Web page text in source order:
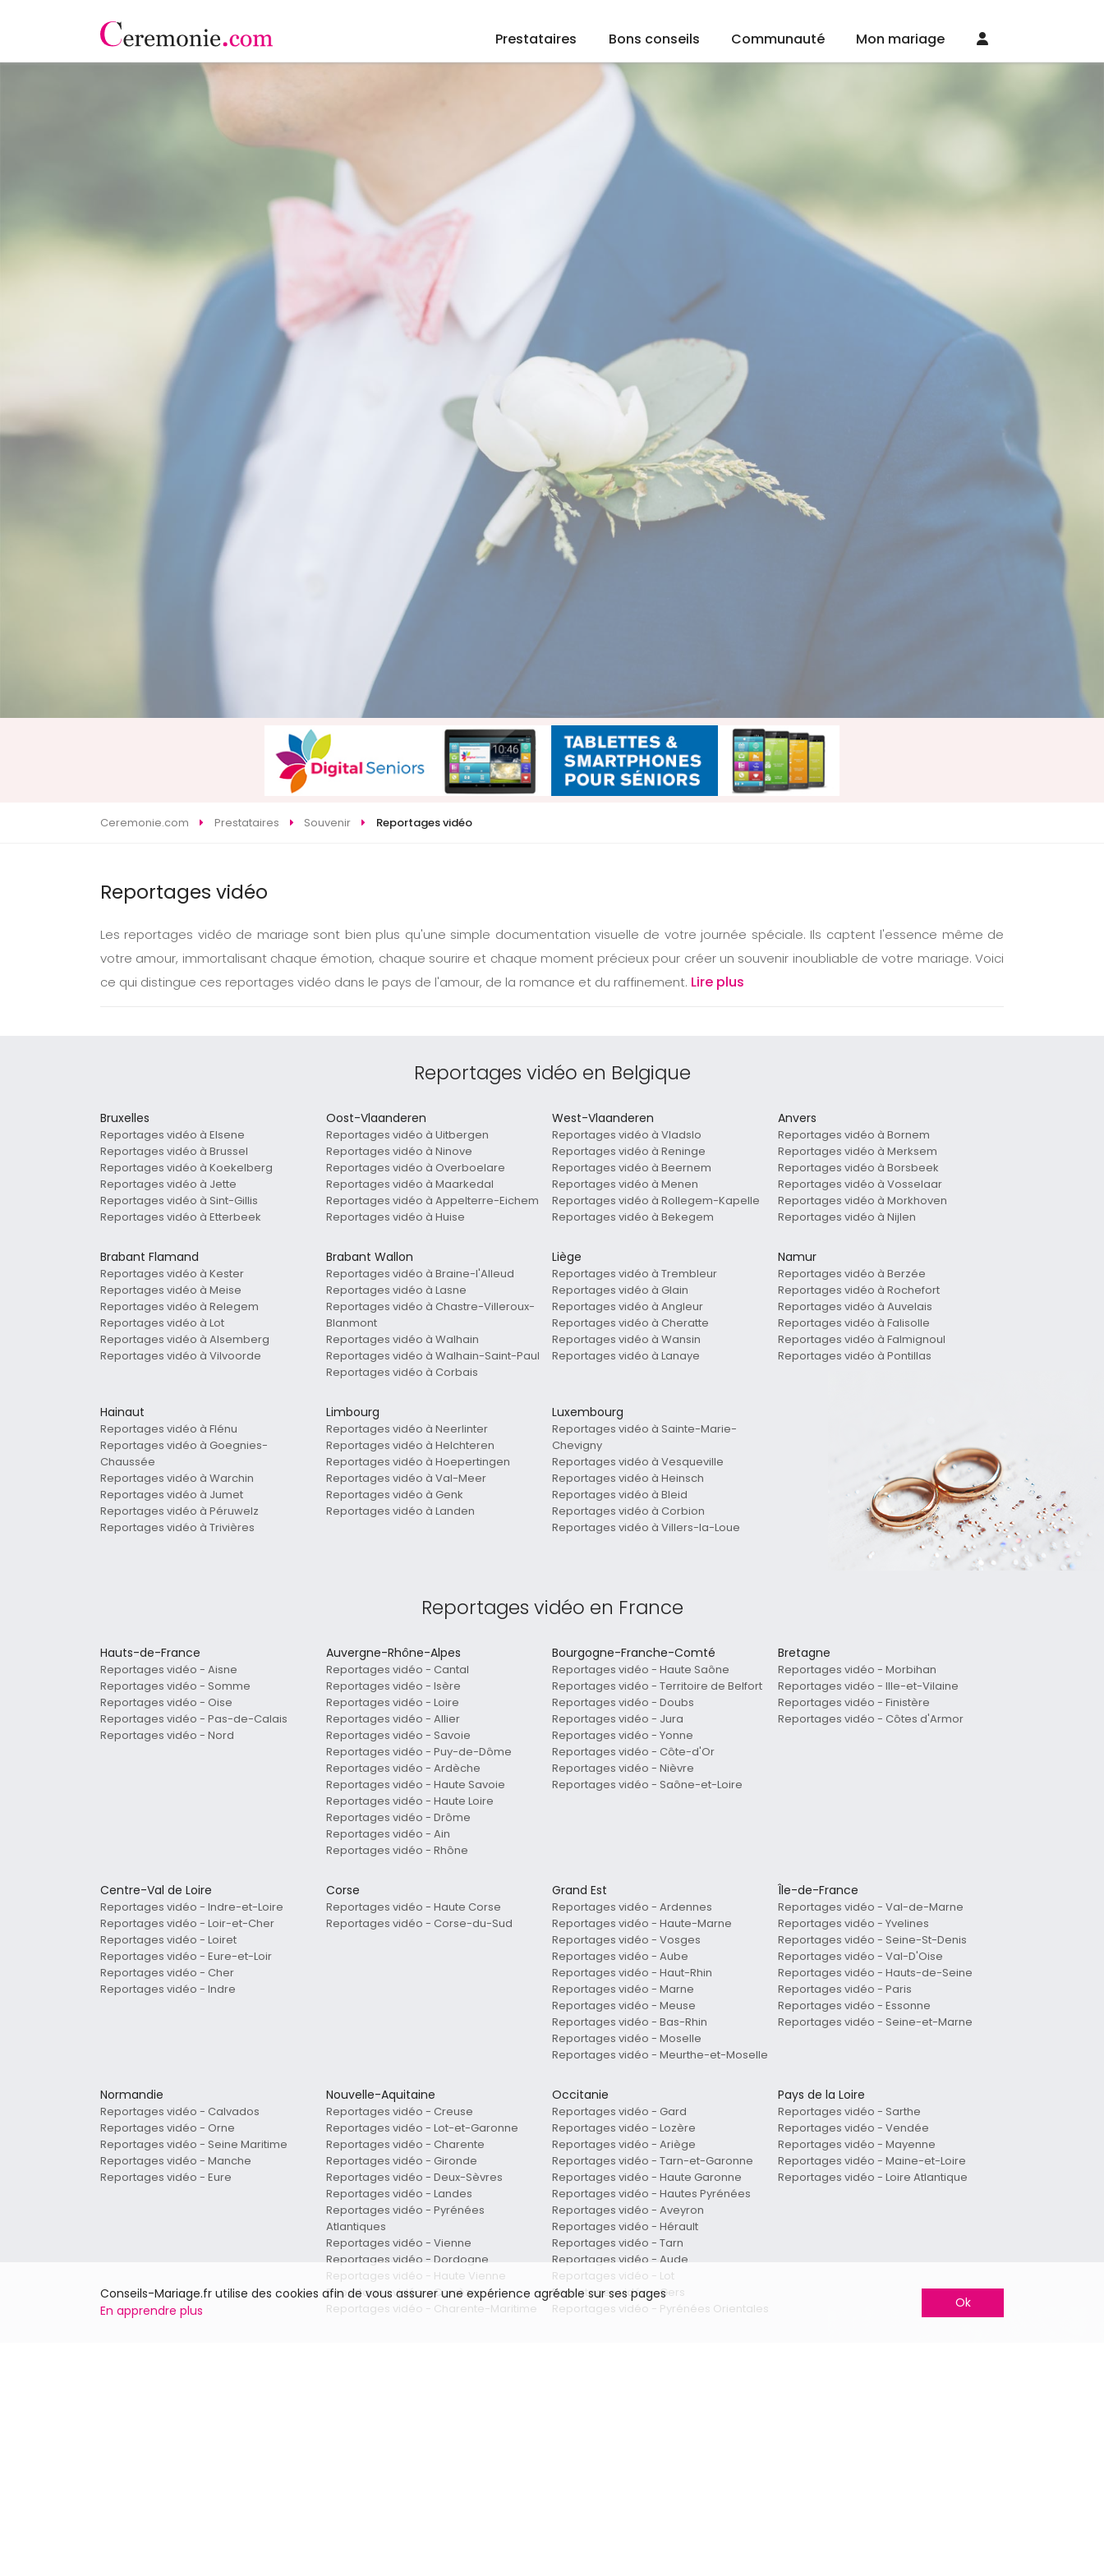
Prestataires Bons conseils Communauté Mon mariage
Ceremonie.com Prestataires Souvenir Reportages vidéo
Reportages vidéo
Les reportages vidéo de mariage sont bien plus qu'une simple documentation visuelle de votre journée spéciale. Ils captent l'essence même de
votre amour, immortalisant chaque émotion, chaque sourire et chaque moment précieux pour créer un souvenir inoubliable de votre mariage. Voici
ce qui distingue ces reportages vidéo dans le pays de l'amour, de la romance et du raffinement. Lire plus
Reportages vidéo en Belgique
Bruxelles
Reportages vidéo à Elsene
Reportages vidéo à Brussel
Reportages vidéo à Koekelberg
Reportages vidéo à Jette
Reportages vidéo à Sint-Gillis
Reportages vidéo à Etterbeek
Oost-Vlaanderen
Reportages vidéo à Uitbergen
Reportages vidéo à Ninove
Reportages vidéo à Overboelare
Reportages vidéo à Maarkedal
Reportages vidéo à Appelterre-Eichem
Reportages vidéo à Huise
West-Vlaanderen
Reportages vidéo à Vladslo
Reportages vidéo à Reninge
Reportages vidéo à Beernem
Reportages vidéo à Menen
Reportages vidéo à Rollegem-Kapelle
Reportages vidéo à Bekegem
Anvers
Reportages vidéo à Bornem
Reportages vidéo à Merksem
Reportages vidéo à Borsbeek
Reportages vidéo à Vosselaar
Reportages vidéo à Morkhoven
Reportages vidéo à Nijlen
Brabant Flamand
Reportages vidéo à Kester
Reportages vidéo à Meise
Reportages vidéo à Relegem
Reportages vidéo à Lot
Reportages vidéo à Alsemberg
Reportages vidéo à Vilvoorde
Brabant Wallon
Reportages vidéo à Braine-l'Alleud
Reportages vidéo à Lasne
Reportages vidéo à Chastre-Villeroux-
Blanmont
Reportages vidéo à Walhain
Reportages vidéo à Walhain-Saint-Paul
Reportages vidéo à Corbais
Liège
Reportages vidéo à Trembleur
Reportages vidéo à Glain
Reportages vidéo à Angleur
Reportages vidéo à Cheratte
Reportages vidéo à Wansin
Reportages vidéo à Lanaye
Namur
Reportages vidéo à Berzée
Reportages vidéo à Rochefort
Reportages vidéo à Auvelais
Reportages vidéo à Falisolle
Reportages vidéo à Falmignoul
Reportages vidéo à Pontillas
Hainaut
Reportages vidéo à Flénu
Reportages vidéo à Goegnies-
Chaussée
Reportages vidéo à Warchin
Reportages vidéo à Jumet
Reportages vidéo à Péruwelz
Reportages vidéo à Trivières
Limbourg
Reportages vidéo à Neerlinter
Reportages vidéo à Helchteren
Reportages vidéo à Hoepertingen
Reportages vidéo à Val-Meer
Reportages vidéo à Genk
Reportages vidéo à Landen
Luxembourg
Reportages vidéo à Sainte-Marie-
Chevigny
Reportages vidéo à Vesqueville
Reportages vidéo à Heinsch
Reportages vidéo à Bleid
Reportages vidéo à Corbion
Reportages vidéo à Villers-la-Loue
Reportages vidéo en France
Hauts-de-France
Reportages vidéo - Aisne
Reportages vidéo - Somme
Reportages vidéo - Oise
Reportages vidéo - Pas-de-Calais
Reportages vidéo - Nord
Auvergne-Rhône-Alpes
Reportages vidéo - Cantal
Reportages vidéo - Isère
Reportages vidéo - Loire
Reportages vidéo - Allier
Reportages vidéo - Savoie
Reportages vidéo - Puy-de-Dôme
Reportages vidéo - Ardèche
Reportages vidéo - Haute Savoie
Reportages vidéo - Haute Loire
Reportages vidéo - Drôme
Reportages vidéo - Ain
Reportages vidéo - Rhône
Bourgogne-Franche-Comté
Reportages vidéo - Haute Saône
Reportages vidéo - Territoire de Belfort
Reportages vidéo - Doubs
Reportages vidéo - Jura
Reportages vidéo - Yonne
Reportages vidéo - Côte-d'Or
Reportages vidéo - Nièvre
Reportages vidéo - Saône-et-Loire
Bretagne
Reportages vidéo - Morbihan
Reportages vidéo - Ille-et-Vilaine
Reportages vidéo - Finistère
Reportages vidéo - Côtes d'Armor
Centre-Val de Loire
Reportages vidéo - Indre-et-Loire
Reportages vidéo - Loir-et-Cher
Reportages vidéo - Loiret
Reportages vidéo - Eure-et-Loir
Reportages vidéo - Cher
Reportages vidéo - Indre
Corse
Reportages vidéo - Haute Corse
Reportages vidéo - Corse-du-Sud
Grand Est
Reportages vidéo - Ardennes
Reportages vidéo - Haute-Marne
Reportages vidéo - Vosges
Reportages vidéo - Aube
Reportages vidéo - Haut-Rhin
Reportages vidéo - Marne
Reportages vidéo - Meuse
Reportages vidéo - Bas-Rhin
Reportages vidéo - Moselle
Reportages vidéo - Meurthe-et-Moselle
Île-de-France
Reportages vidéo - Val-de-Marne
Reportages vidéo - Yvelines
Reportages vidéo - Seine-St-Denis
Reportages vidéo - Val-D'Oise
Reportages vidéo - Hauts-de-Seine
Reportages vidéo - Paris
Reportages vidéo - Essonne
Reportages vidéo - Seine-et-Marne
Normandie
Reportages vidéo - Calvados
Reportages vidéo - Orne
Reportages vidéo - Seine Maritime
Reportages vidéo - Manche
Reportages vidéo - Eure
Nouvelle-Aquitaine
Reportages vidéo - Creuse
Reportages vidéo - Lot-et-Garonne
Reportages vidéo - Charente
Reportages vidéo - Gironde
Reportages vidéo - Deux-Sèvres
Reportages vidéo - Landes
Reportages vidéo - Pyrénées
Atlantiques
Reportages vidéo - Vienne
Reportages vidéo - Dordogne
Reportages vidéo - Haute Vienne
Reportages vidéo - Corrèze
Reportages vidéo - Charente-Maritime
Occitanie
Reportages vidéo - Gard
Reportages vidéo - Lozère
Reportages vidéo - Ariège
Reportages vidéo - Tarn-et-Garonne
Reportages vidéo - Haute Garonne
Reportages vidéo - Hautes Pyrénées
Reportages vidéo - Aveyron
Reportages vidéo - Hérault
Reportages vidéo - Tarn
Reportages vidéo - Aude
Reportages vidéo - Lot
Reportages vidéo - Gers
Reportages vidéo - Pyrénées Orientales
Pays de la Loire
Reportages vidéo - Sarthe
Reportages vidéo - Vendée
Reportages vidéo - Mayenne
Reportages vidéo - Maine-et-Loire
Reportages vidéo - Loire Atlantique
Conseils-Mariage.fr utilise des cookies afin de vous assurer une expérience agréable sur ses pages
En apprendre plus
Ok